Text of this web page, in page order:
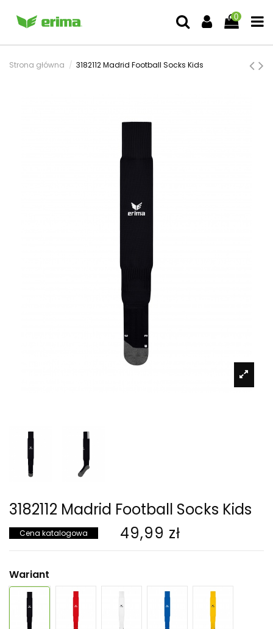
0
Strona główna 3182112 Madrid Football Socks Kids
3182112 Madrid Football Socks Kids
Cena katalogowa 49,99 zł
Wariant